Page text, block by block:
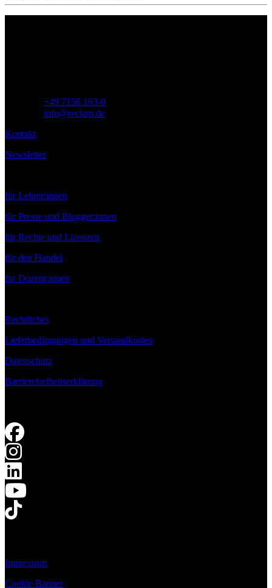
+49 7156 163-0
info@reclam.de
Kontakt
Newsletter
für Lehrer:innen
für Presse und Blogger:innen
für Rechte und Lizenzen
für den Handel
für Dozent:innen
Rechtliches
Lieferbedingungen und Versandkosten
Datenschutz
Barrierefreiheitserklärung
Impressum
Cookie Banner